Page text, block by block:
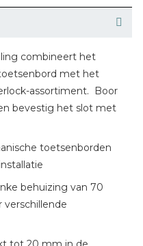
combineert het
met het
assortiment. Boor
bevestig het slot met
toetsenborden
behuizing van 70